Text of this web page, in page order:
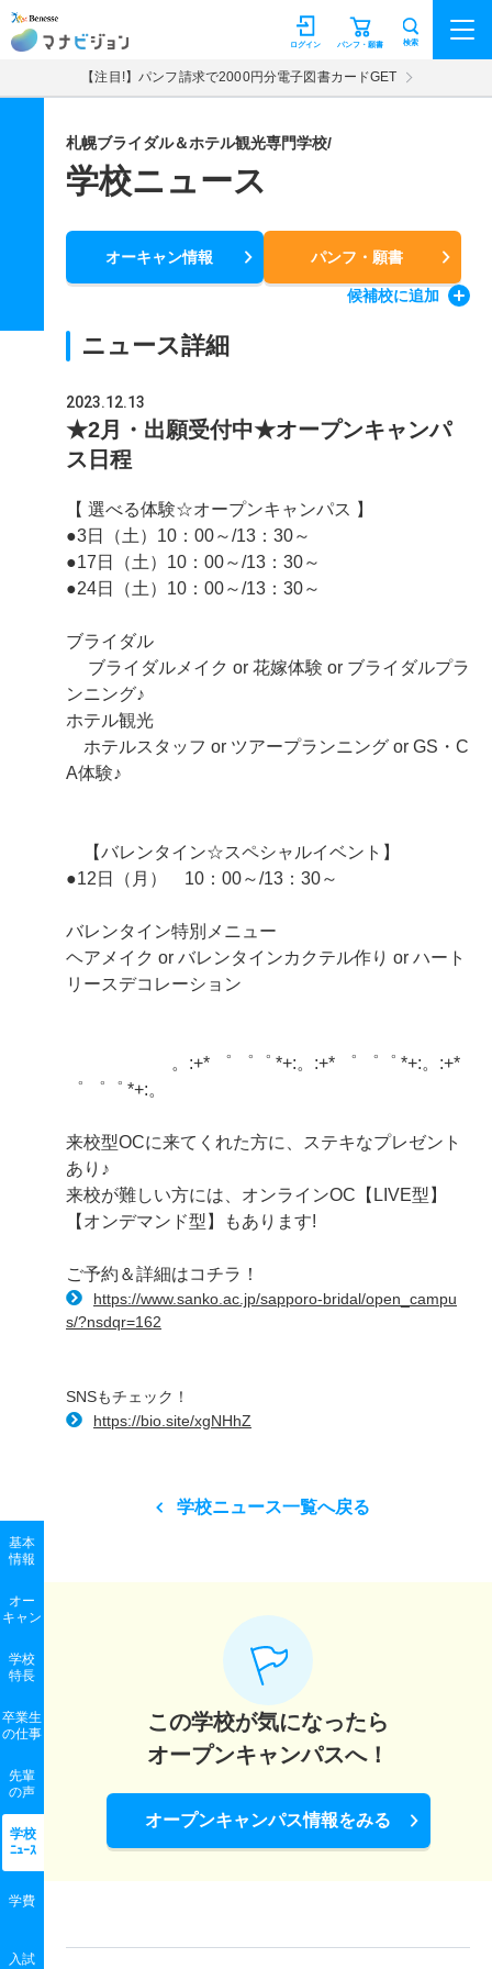
マナビジョン パンフ・願書
ログイン 検索
【注目!】パンフ請求で2000円分電子図書カードGET
札幌ブライダル＆ホテル観光専門学校/
学校ニュース
オーキャン情報 パンフ・願書
候補校に追加
基本
情報
オー
キャン
学校
特長
卒業生
の仕事
先輩
の声
学校
ﾆｭｰｽ
学費
入試
ニュース詳細
2023.12.13
★2月・出願受付中★オープンキャンパ
ス日程
【 選べる体験☆オープンキャンパス 】
●3日（土）10：00～/13：30～
●17日（土）10：00～/13：30～
●24日（土）10：00～/13：30～
ブライダル
ブライダルメイク or 花嫁体験 or ブライダルプラ
ンニング♪
ホテル観光
ホテルスタッフ or ツアープランニング or GS・C
A体験♪
【バレンタイン☆スペシャルイベント】
●12日（月） 10：00～/13：30～
バレンタイン特別メニュー
ヘアメイク or バレンタインカクテル作り or ハート
リースデコレーション
。:+* ゜ ゜゜ *+:。:+* ゜ ゜゜ *+:。:+*
゜ ゜゜ *+:。
来校型OCに来てくれた方に、ステキなプレゼント
あり♪
来校が難しい方には、オンラインOC【LIVE型】
【オンデマンド型】もあります!
ご予約＆詳細はコチラ！
https://www.sanko.ac.jp/sapporo-bridal/open_campu
s/?nsdqr=162
SNSもチェック！
https://bio.site/xgNHhZ
学校ニュース一覧へ戻る
この学校が気になったら
オープンキャンパスへ！
オープンキャンパス情報をみる